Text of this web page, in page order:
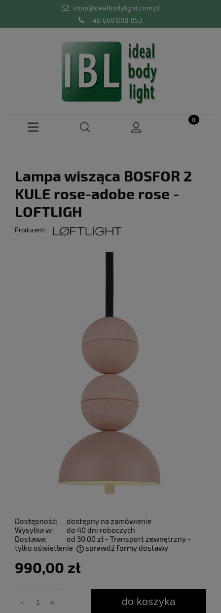
shop@idealbodylight.com.pl
+48 660 808 853
Lampa wisząca BOSFOR 2
KULE rose-adobe rose -
LOFTLIGH
Producent:
Dostępność:
dostępny na zamówienie
Wysyłka w:
do 40 dni roboczych
Dostawa:
od 30,00 zł - Transport zewnętrzny -
tylko oświetlenie
sprawdź formy dostawy
990,00 zł
- + do koszyka